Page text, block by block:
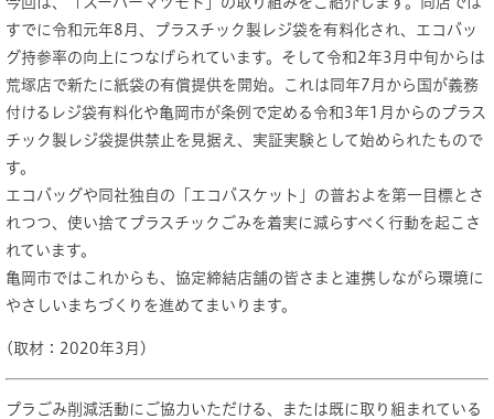
すでに令和元年8月、プラスチック製レジ袋を有料化され、エコバッ
グ持参率の向上につなげられています。そして令和2年3月中旬からは
荒塚店で新たに紙袋の有償提供を開始。これは同年7月から国が義務
付けるレジ袋有料化や亀岡市が条例で定める令和3年1月からのプラス
チック製レジ袋提供禁止を見据え、実証実験として始められたもので
す。
エコバッグや同社独自の「エコバスケット」の普およを第一目標とさ
れつつ、使い捨てプラスチックごみを着実に減らすべく行動を起こさ
れています。
亀岡市ではこれからも、協定締結店舗の皆さまと連携しながら環境に
やさしいまちづくりを進めてまいります。
(取材：2020年3月)
プラごみ削減活動にご協力いただける、または既に取り組まれている